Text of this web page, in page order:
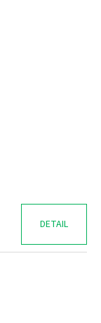
DETAIL